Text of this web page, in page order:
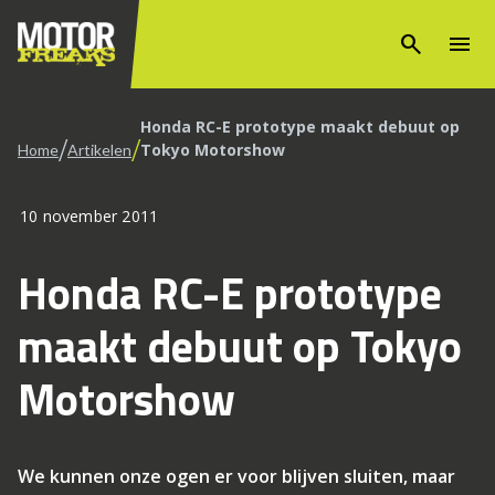
search menu
Home/Artikelen/Honda RC-E prototype maakt debuut op
Tokyo Motorshow
10 november 2011
Honda RC-E prototype
maakt debuut op Tokyo
Motorshow
We kunnen onze ogen er voor blijven sluiten, maar